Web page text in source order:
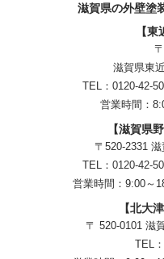
滋賀県の外壁塗
【東
滋賀県東
TEL：0120-42-
営業時間：
【滋賀県
〒520-2331
TEL： 0120-42-
営業時間：9:00～
【北大
〒 520-0101 滋
TEL：